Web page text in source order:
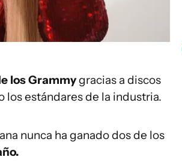
los Grammygracias a discos
estándares de la industria.
nunca ha ganado dos de los